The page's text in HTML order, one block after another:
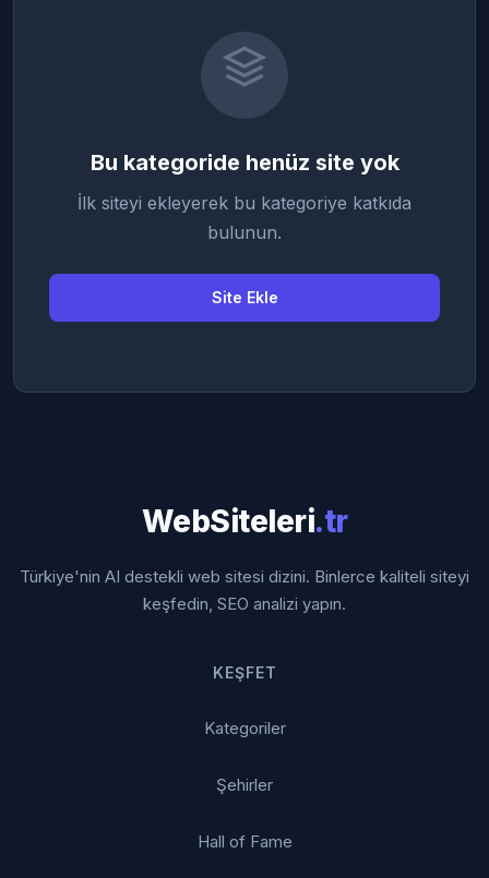
Bu kategoride henüz site yok
İlk siteyi ekleyerek bu kategoriye katkıda
bulunun.
Site Ekle
WebSiteleri.tr
Türkiye'nin AI destekli web sitesi dizini. Binlerce kaliteli siteyi
keşfedin, SEO analizi yapın.
KEŞFET
Kategoriler
Şehirler
Hall of Fame